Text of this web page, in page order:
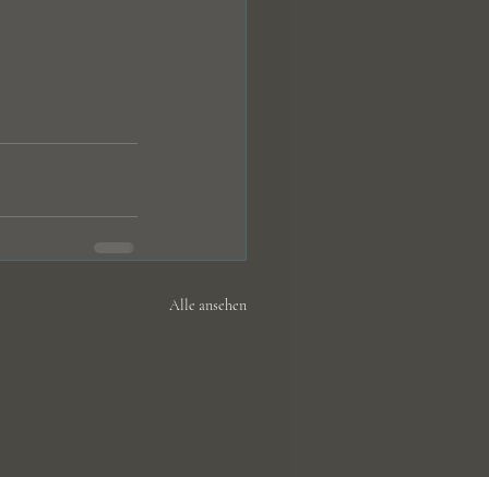
Alle ansehen